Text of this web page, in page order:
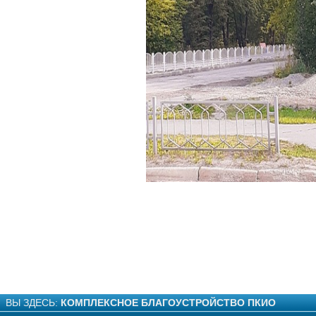
ВЫ ЗДЕСЬ: КОМПЛЕКСНОЕ БЛАГОУСТРОЙСТВО ПКИО